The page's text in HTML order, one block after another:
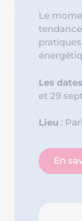
Le
Les
et 29
Lieu :
En